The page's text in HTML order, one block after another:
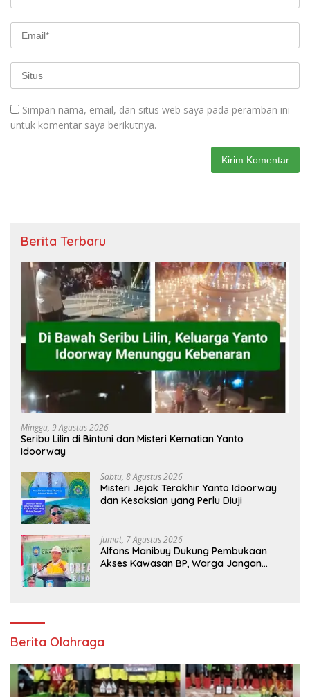
Simpan nama, email, dan situs web saya pada peramban ini
untuk komentar saya berikutnya.
Berita Terbaru
Minggu, 9 Agustus 2026
Seribu Lilin di Bintuni dan Misteri Kematian Yanto
Idoorway
Sabtu, 8 Agustus 2026
Misteri Jejak Terakhir Yanto Idoorway
dan Kesaksian yang Perlu Diuji
Jumat, 7 Agustus 2026
Alfons Manibuy Dukung Pembukaan
Akses Kawasan BP, Warga Jangan
Berita Olahraga